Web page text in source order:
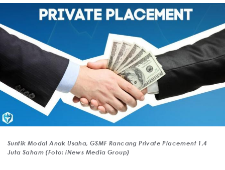
Suntik Modal Anak Usaha, GSMF Rancang Private Placement 1,4
Juta Saham (Foto: iNews Media Group)